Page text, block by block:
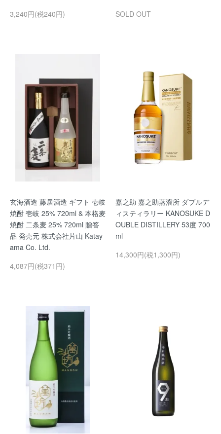
3,240円(税240円)
SOLD OUT
玄海酒造 藤居酒造 ギフト 壱岐
焼酎 壱岐 25% 720ml & 本格麦
焼酎 二条麦 25% 720ml 贈答
品 発売元 株式会社片山 Katay
ama Co. Ltd.
4,087円(税371円)
嘉之助 嘉之助蒸溜所 ダブルデ
ィスティラリー KANOSUKE D
OUBLE DISTILLERY 53度 700
ml
14,300円(税1,300円)